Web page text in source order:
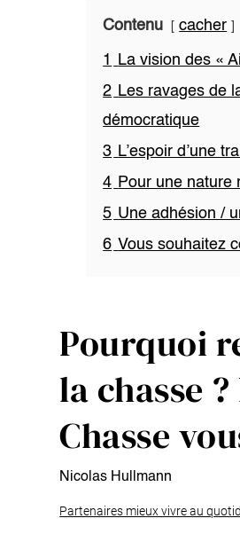
Contenu cacher
1
La vision des «
2 Les ravages de
démocratique
3 L’espoir d’une
4 Pour une nature
5 Une adhésion /
6 Vous souhaitez
Pourquoi
la chasse
Chasse
Nicolas Hullmann
Partenaires mieux vivre au